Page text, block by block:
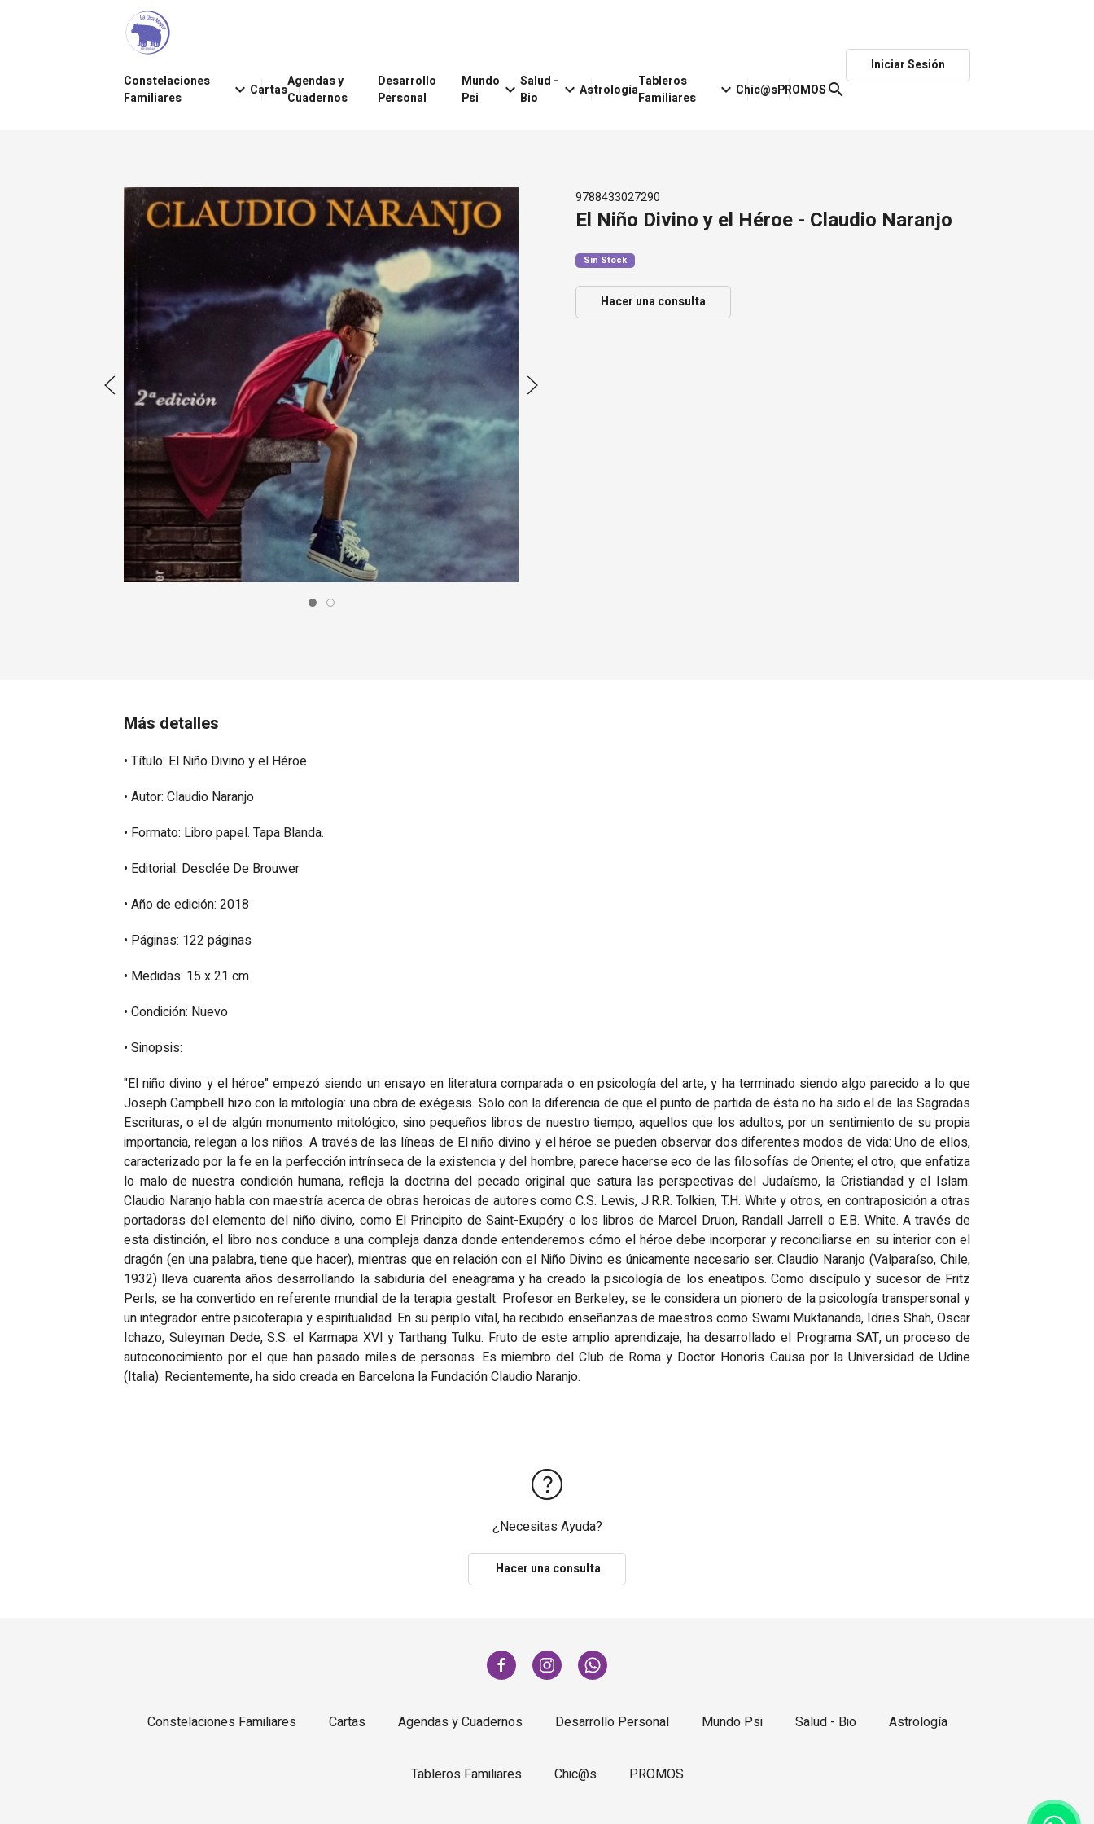
Constelaciones
Familiares
keyboard_arrow_down CartasAgendas y
Cuadernos
Desarrollo
Personal
Mundo
Psi
keyboard_arrow_down Salud -
Bio
keyboard_arrow_down AstrologíaTableros
Familiares
keyboard_arrow_down Chic@sPROMOSsearch
Iniciar Sesión
9788433027290
El Niño Divino y el Héroe - Claudio Naranjo
Sin Stock
Hacer una consulta
Más detalles
• Título: El Niño Divino y el Héroe
• Autor: Claudio Naranjo
• Formato: Libro papel. Tapa Blanda.
• Editorial: Desclée De Brouwer
• Año de edición: 2018
• Páginas: 122 páginas
• Medidas: 15 x 21 cm
• Condición: Nuevo
• Sinopsis:
"El niño divino y el héroe" empezó siendo un ensayo en literatura comparada o en psicología del arte, y ha terminado siendo algo parecido a lo que
Joseph Campbell hizo con la mitología: una obra de exégesis. Solo con la diferencia de que el punto de partida de ésta no ha sido el de las Sagradas
Escrituras, o el de algún monumento mitológico, sino pequeños libros de nuestro tiempo, aquellos que los adultos, por un sentimiento de su propia
importancia, relegan a los niños. A través de las líneas de El niño divino y el héroe se pueden observar dos diferentes modos de vida: Uno de ellos,
caracterizado por la fe en la perfección intrínseca de la existencia y del hombre, parece hacerse eco de las filosofías de Oriente; el otro, que enfatiza
lo malo de nuestra condición humana, refleja la doctrina del pecado original que satura las perspectivas del Judaísmo, la Cristiandad y el Islam.
Claudio Naranjo habla con maestría acerca de obras heroicas de autores como C.S. Lewis, J.R.R. Tolkien, T.H. White y otros, en contraposición a otras
portadoras del elemento del niño divino, como El Principito de Saint-Exupéry o los libros de Marcel Druon, Randall Jarrell o E.B. White. A través de
esta distinción, el libro nos conduce a una compleja danza donde entenderemos cómo el héroe debe incorporar y reconciliarse en su interior con el
dragón (en una palabra, tiene que hacer), mientras que en relación con el Niño Divino es únicamente necesario ser. Claudio Naranjo (Valparaíso, Chile,
1932) lleva cuarenta años desarrollando la sabiduría del eneagrama y ha creado la psicología de los eneatipos. Como discípulo y sucesor de Fritz
Perls, se ha convertido en referente mundial de la terapia gestalt. Profesor en Berkeley, se le considera un pionero de la psicología transpersonal y
un integrador entre psicoterapia y espiritualidad. En su periplo vital, ha recibido enseñanzas de maestros como Swami Muktananda, Idries Shah, Oscar
Ichazo, Suleyman Dede, S.S. el Karmapa XVI y Tarthang Tulku. Fruto de este amplio aprendizaje, ha desarrollado el Programa SAT, un proceso de
autoconocimiento por el que han pasado miles de personas. Es miembro del Club de Roma y Doctor Honoris Causa por la Universidad de Udine
(Italia). Recientemente, ha sido creada en Barcelona la Fundación Claudio Naranjo.
¿Necesitas Ayuda?
Hacer una consulta
Constelaciones Familiares Cartas Agendas y Cuadernos Desarrollo Personal Mundo Psi Salud - Bio Astrología
Tableros Familiares Chic@s PROMOS